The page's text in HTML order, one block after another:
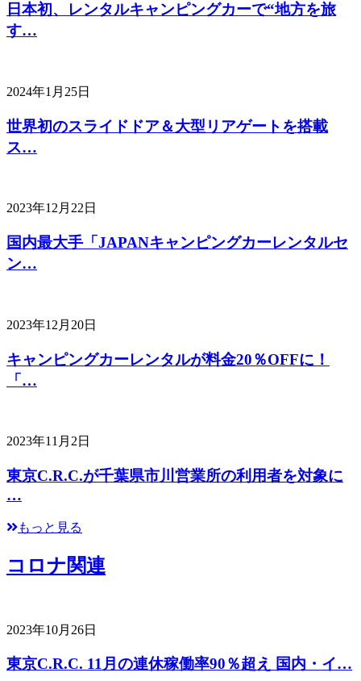
日本初、レンタルキャンピングカーで“地方を旅
す…
2024年1月25日
世界初のスライドドア＆大型リアゲートを搭載
ス…
2023年12月22日
国内最大手「JAPANキャンピングカーレンタルセ
ン…
2023年12月20日
キャンピングカーレンタルが料金20％OFFに！
「…
2023年11月2日
東京C.R.C.が千葉県市川営業所の利用者を対象に
…
もっと見る
コロナ関連
2023年10月26日
東京C.R.C. 11月の連休稼働率90％超え 国内・イ…